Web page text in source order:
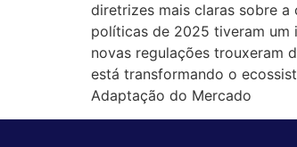
diretrizes mais claras sobre a
políticas de 2025 tiveram um
novas regulações trouxeram
está transformando o
Adaptação do Mercado